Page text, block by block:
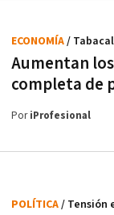
Aumentan
completa de
ECONOMÍA/
PoriProfesional
POLÍTICA/ Tensión